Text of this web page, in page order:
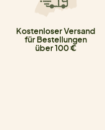
Kostenloser Versand
für Bestellungen
über 100 €